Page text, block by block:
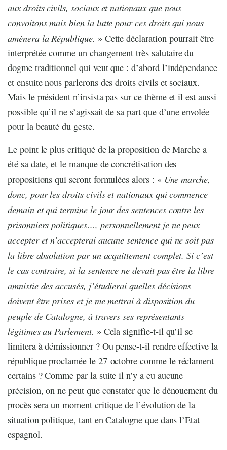
aux droits civils, sociaux et nationaux que nous
convoitons mais bien la lutte pour ces droits qui nous
amènera la République. » Cette déclaration pourrait être
interprétée comme un changement très salutaire du
dogme traditionnel qui veut que : d’abord l’indépendance
et ensuite nous parlerons des droits civils et sociaux.
Mais le président n’insista pas sur ce thème et il est aussi
possible qu’il ne s’agissait de sa part que d’une envolée
pour la beauté du geste.
Le point le plus critiqué de la proposition de Marche a
été sa date, et le manque de concrétisation des
propositions qui seront formulées alors : « Une marche,
donc, pour les droits civils et nationaux qui commence
demain et qui termine le jour des sentences contre les
prisonniers politiques…, personnellement je ne peux
accepter et n’accepterai aucune sentence qui ne soit pas
la libre absolution par un acquittement complet. Si c’est
le cas contraire, si la sentence ne devait pas être la libre
amnistie des accusés, j’étudierai quelles décisions
doivent être prises et je me mettrai à disposition du
peuple de Catalogne, à travers ses représentants
légitimes au Parlement. » Cela signifie-t-il qu’il se
limitera à démissionner ? Ou pense-t-il rendre effective la
république proclamée le 27 octobre comme le réclament
certains ? Comme par la suite il n’y a eu aucune
précision, on ne peut que constater que le dénouement du
procès sera un moment critique de l’évolution de la
situation politique, tant en Catalogne que dans l’Etat
espagnol.